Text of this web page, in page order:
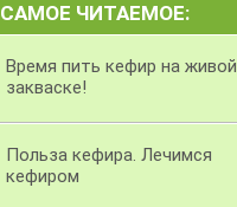
САМОЕ ЧИТАЕМОЕ:
Время пить кефир на живой
закваске!
Польза кефира. Лечимся
кефиром